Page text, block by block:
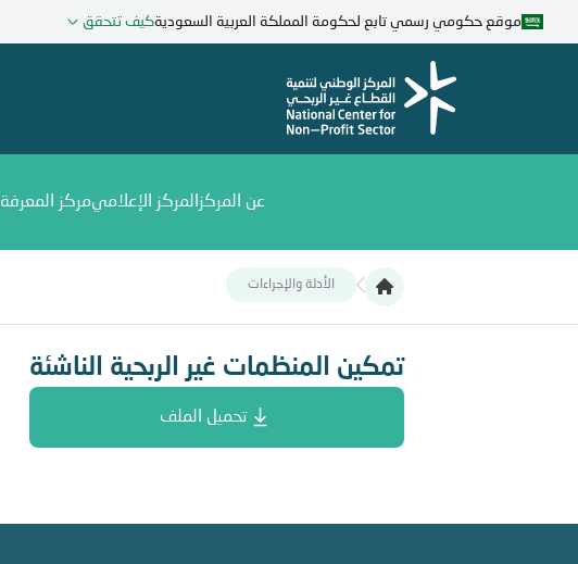
موقع حكومي رسمي تابع لحكومة المملكة العربية السعوديةكيف تتحقق
عن المركز المركز الإعلاميمركز المعرفة
الأدلة والإجراءات
تمكين المنظمات غير الربحية الناشئة
تمكين المنظمات غير الربحية الناشئة
تحميل الملف